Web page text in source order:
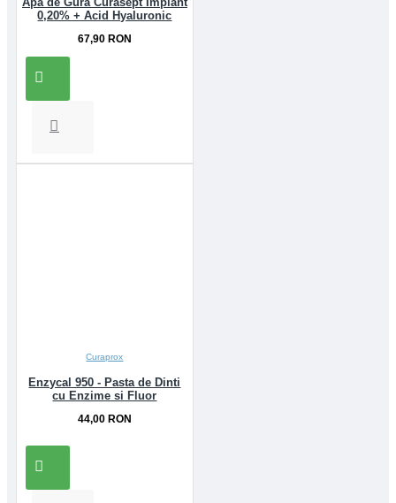
0,20% + Acid Hyaluronic
67,90 RON
Curaprox
Enzycal 950 - Pasta de Dinti
cu Enzime si Fluor
44,00 RON